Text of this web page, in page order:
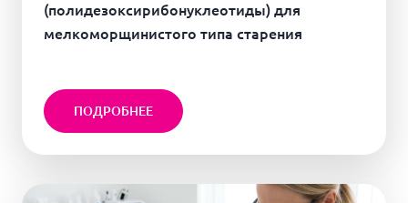
(полидезоксирибонуклеотиды) для
мелкоморщинистого типа старения
ПОДРОБНЕЕ